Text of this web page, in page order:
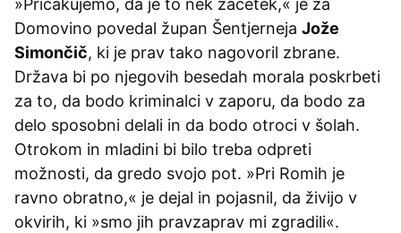
»Pričakujemo, da je to nek začetek,« je za
Domovino povedal župan Šentjerneja Jože
Simončič, ki je prav tako nagovoril zbrane.
Država bi po njegovih besedah morala poskrbeti
za to, da bodo kriminalci v zaporu, da bodo za
delo sposobni delali in da bodo otroci v šolah.
Otrokom in mladini bi bilo treba odpreti
možnosti, da gredo svojo pot. »Pri Romih je
ravno obratno,« je dejal in pojasnil, da živijo v
okvirih, ki »smo jih pravzaprav mi zgradili«.